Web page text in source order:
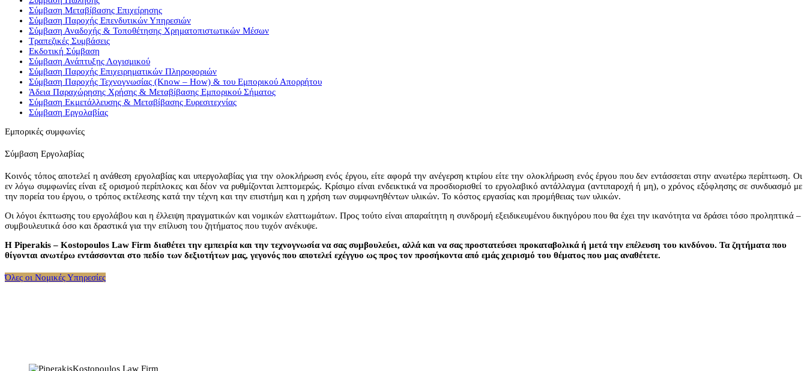
Σύμβαση Μεταβίβασης Επιχείρησης
Σύμβαση Παροχής Επενδυτικών Υπηρεσιών
Σύμβαση Αναδοχής & Τοποθέτησης Χρηματοπιστωτικών Μέσων
Τραπεζικές Συμβάσεις
Εκδοτική Σύμβαση
Σύμβαση Ανάπτυξης Λογισμικού
Σύμβαση Παροχής Επιχειρηματικών Πληροφοριών
Σύμβαση Παροχής Τεχνογνωσίας (Know – How) & του Εμπορικού Απορρήτου
Άδεια Παραχώρησης Χρήσης & Μεταβίβασης Εμπορικού Σήματος
Σύμβαση Εκμετάλλευσης & Μεταβίβασης Ευρεσιτεχνίας
Σύμβαση Εργολαβίας
Εμπορικές συμφωνίες
Σύμβαση Εργολαβίας
Κοινός τόπος αποτελεί η ανάθεση εργολαβίας και υπεργολαβίας για την ολοκλήρωση ενός έργου, είτε αφορά την ανέγερση κτιρίου είτε την ολοκλήρωση ενός έργου που δεν εντάσσεται στην ανωτέρω περίπτωση. Οι
εν λόγω συμφωνίες είναι εξ ορισμού περίπλοκες και δέον να ρυθμίζονται λεπτομερώς. Κρίσιμο είναι ενδεικτικά να προσδιορισθεί το εργολαβικό αντάλλαγμα (αντιπαροχή ή μη), ο χρόνος εξόφλησης σε συνδυασμό με
την πορεία του έργου, ο τρόπος εκτέλεσης κατά την τέχνη και την επιστήμη και η χρήση των συμφωνηθέντων υλικών. Το κόστος εργασίας και προμήθειας των υλικών.
Οι λόγοι έκπτωσης του εργολάβου και η έλλειψη πραγματικών και νομικών ελαττωμάτων. Προς τούτο είναι απαραίτητη η συνδρομή εξειδικευμένου δικηγόρου που θα έχει την ικανότητα να δράσει τόσο προληπτικά –
συμβουλευτικά όσο και δραστικά για την επίλυση του ζητήματος που τυχόν ανέκυψε.
Η Piperakis – Kostopoulos Law Firm διαθέτει την εμπειρία και την τεχνογνωσία να σας συμβουλεύει, αλλά και να σας προστατεύσει προκαταβολικά ή μετά την επέλευση του κινδύνου. Τα ζητήματα που
θίγονται ανωτέρω εντάσσονται στο πεδίο των δεξιοτήτων μας, γεγονός που αποτελεί εχέγγυο ως προς τον προσήκοντα από εμάς χειρισμό του θέματος που μας αναθέτετε.
Όλες οι Νομικές Υπηρεσίες